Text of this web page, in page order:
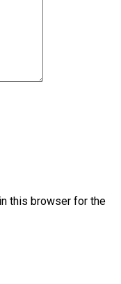
this browser for the